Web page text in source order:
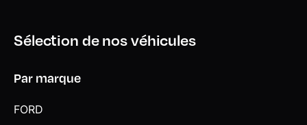
Sélection de nos véhicules
Par marque
FORD